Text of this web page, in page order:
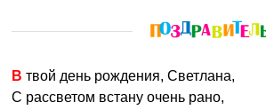
В твой день рождения, Светлана,
С рассветом встану очень рано,